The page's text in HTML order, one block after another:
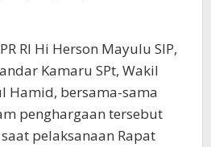
RI Hi Herson Mayulu SIP,
Kamaru SPt, Wakil
Hamid, bersama-sama
penghargaan tersebut
pelaksanaan Rapat